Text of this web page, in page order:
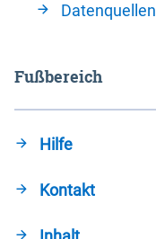
Datenquellen
Fußbereich
Hilfe
Kontakt